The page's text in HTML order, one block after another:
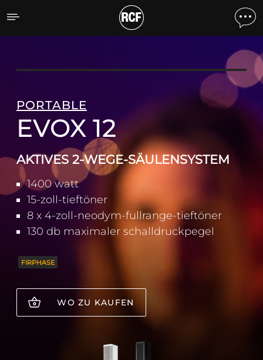
EVOX 12 AKTIVES 2-
PORTABLE
EVOX 12
AKTIVES 2-WEGE-SÄULENSYSTEM
1400 watt
15-zoll-tieftöner
8 x 4-zoll-neodym-fullrange-tieftöner
130 db maximaler schalldruckpegel
FIRPHASE
WO ZU KAUFEN